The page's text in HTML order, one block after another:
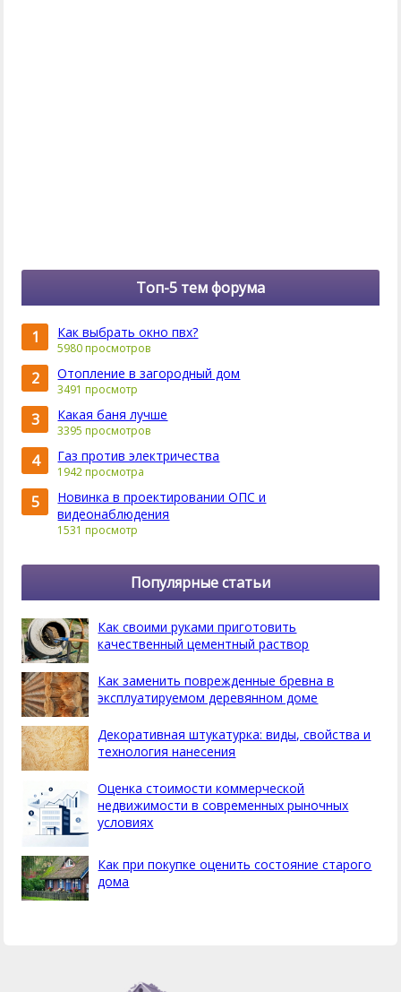
Топ-5 тем форума
1 Как выбрать окно пвх?
5980 просмотров
2 Отопление в загородный дом
3491 просмотр
3 Какая баня лучше
3395 просмотров
4 Газ против электричества
1942 просмотра
5
Новинка в проектировании ОПС и
видеонаблюдения
1531 просмотр
Популярные статьи
Как своими руками приготовить
качественный цементный раствор
Как заменить поврежденные бревна в
эксплуатируемом деревянном доме
Декоративная штукатурка: виды, свойства и
технология нанесения
Оценка стоимости коммерческой
недвижимости в современных рыночных
условиях
Как при покупке оценить состояние старого
дома